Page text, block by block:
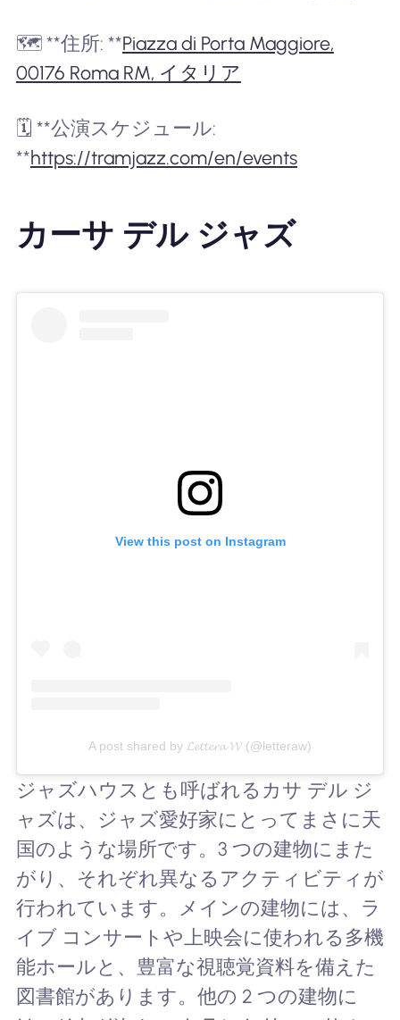
🗺️ **住所: **Piazza di Porta Maggiore,
00176 Roma RM, イタリア
🗓️ **公演スケジュール:
**https://tramjazz.com/en/events
カーサ デル ジャズ
View this post on Instagram
A post shared by 𝓛𝓮𝓽𝓽𝓮𝓻𝓪 𝓦 (@letteraw)
ジャズハウスとも呼ばれるカサ デル ジ
ャズは、ジャズ愛好家にとってまさに天
国のような場所です。3 つの建物にまた
がり、それぞれ異なるアクティビティが
行われています。メインの建物には、ラ
イブ コンサートや上映会に使われる多機
能ホールと、豊富な視聴覚資料を備えた
図書館があります。他の 2 つの建物に